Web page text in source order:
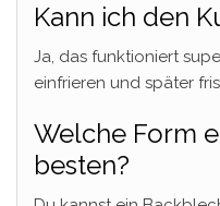
Kann ich den
Ja, das funktioniert
einfrieren und später
Welche Form
besten?